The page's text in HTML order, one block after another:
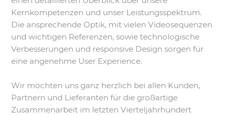
Kernkompetenzen und unser Leistungsspektrum.
Die ansprechende Optik, mit vielen Videosequenzen
und wichtigen Referenzen, sowie technologische
Verbesserungen und responsive Design sorgen für
eine angenehme User Experience.
Wir möchten uns ganz herzlich bei allen Kunden,
Partnern und Lieferanten für die großartige
Zusammenarbeit im letzten Vierteljahrhundert